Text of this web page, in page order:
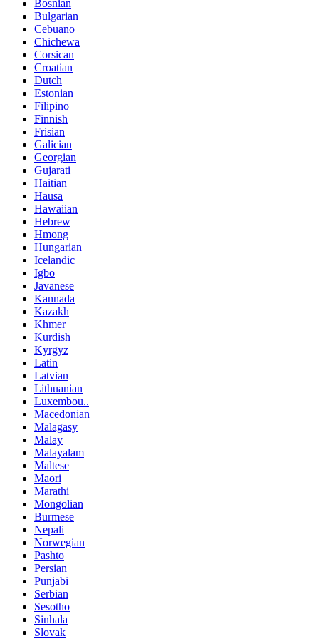
Bosnian
Bulgarian
Cebuano
Chichewa
Corsican
Croatian
Dutch
Estonian
Filipino
Finnish
Frisian
Galician
Georgian
Gujarati
Haitian
Hausa
Hawaiian
Hebrew
Hmong
Hungarian
Icelandic
Igbo
Javanese
Kannada
Kazakh
Khmer
Kurdish
Kyrgyz
Latin
Latvian
Lithuanian
Luxembou..
Macedonian
Malagasy
Malay
Malayalam
Maltese
Maori
Marathi
Mongolian
Burmese
Nepali
Norwegian
Pashto
Persian
Punjabi
Serbian
Sesotho
Sinhala
Slovak